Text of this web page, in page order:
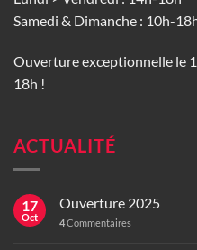
Samedi & Dimanche : 10h-
Ouverture exceptionnelle le
18h !
ACTUALITÉ
17
Oct
Ouverture 2025
4Commentaires